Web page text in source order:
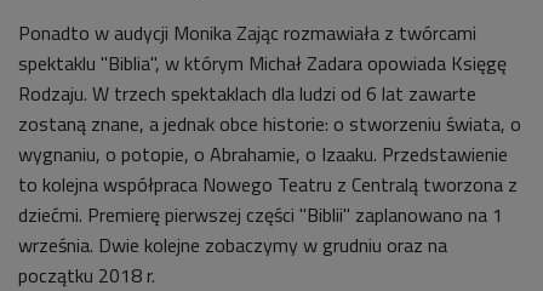
Ponadto w audycji Monika Zając rozmawiała z twórcami
spektaklu "Biblia", w którym Michał Zadara opowiada Księgę
Rodzaju. W trzech spektaklach dla ludzi od 6 lat zawarte
zostaną znane, a jednak obce historie: o stworzeniu świata, o
wygnaniu, o potopie, o Abrahamie, o Izaaku. Przedstawienie
to kolejna współpraca Nowego Teatru z Centralą tworzona z
dziećmi. Premierę pierwszej części "Biblii" zaplanowano na 1
września. Dwie kolejne zobaczymy w grudniu oraz na
początku 2018 r.